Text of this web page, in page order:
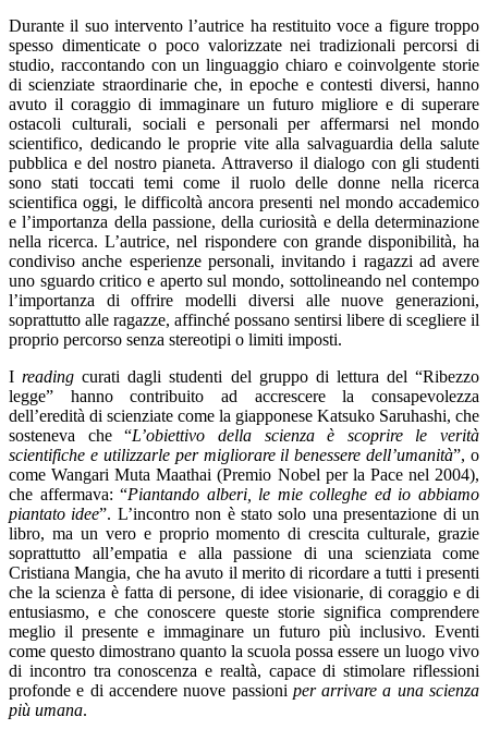
Durante il suo intervento l’autrice ha restituito voce a figure troppo
spesso dimenticate o poco valorizzate nei tradizionali percorsi di
studio, raccontando con un linguaggio chiaro e coinvolgente storie
di scienziate straordinarie che, in epoche e contesti diversi, hanno
avuto il coraggio di immaginare un futuro migliore e di superare
ostacoli culturali, sociali e personali per affermarsi nel mondo
scientifico, dedicando le proprie vite alla salvaguardia della salute
pubblica e del nostro pianeta. Attraverso il dialogo con gli studenti
sono stati toccati temi come il ruolo delle donne nella ricerca
scientifica oggi, le difficoltà ancora presenti nel mondo accademico
e l’importanza della passione, della curiosità e della determinazione
nella ricerca. L’autrice, nel rispondere con grande disponibilità, ha
condiviso anche esperienze personali, invitando i ragazzi ad avere
uno sguardo critico e aperto sul mondo, sottolineando nel contempo
l’importanza di offrire modelli diversi alle nuove generazioni,
soprattutto alle ragazze, affinché possano sentirsi libere di scegliere il
proprio percorso senza stereotipi o limiti imposti.
Ireading curati dagli studenti del gruppo di lettura del “Ribezzo
legge” hanno contribuito ad accrescere la consapevolezza
dell’eredità di scienziate come la giapponese Katsuko Saruhashi, che
sosteneva che “L’obiettivo della scienza è scoprire le verità
scientifiche e utilizzarle per migliorare il benessere dell’umanità”, o
come Wangari Muta Maathai (Premio Nobel per la Pace nel 2004),
che affermava: “Piantando alberi, le mie colleghe ed io abbiamo
piantato idee”. L’incontro non è stato solo una presentazione di un
libro, ma un vero e proprio momento di crescita culturale, grazie
soprattutto all’empatia e alla passione di una scienziata come
Cristiana Mangia, che ha avuto il merito di ricordare a tutti i presenti
che la scienza è fatta di persone, di idee visionarie, di coraggio e di
entusiasmo, e che conoscere queste storie significa comprendere
meglio il presente e immaginare un futuro più inclusivo. Eventi
come questo dimostrano quanto la scuola possa essere un luogo vivo
di incontro tra conoscenza e realtà, capace di stimolare riflessioni
profonde e di accendere nuove passioni per arrivare a una scienza
più umana.